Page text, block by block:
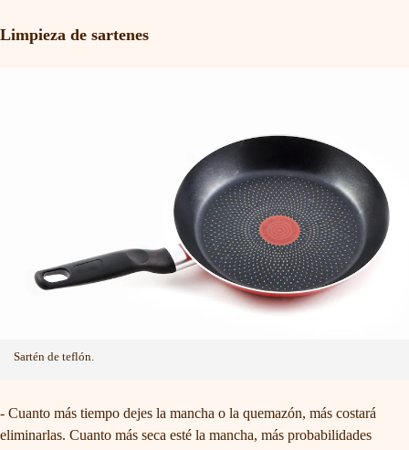
Limpieza de sartenes
Sartén de teflón.
- Cuanto más tiempo dejes la mancha o la quemazón, más costará
eliminarlas. Cuanto más seca esté la mancha, más probabilidades